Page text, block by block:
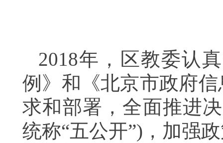
2018年， 区教委认
例》和《北京市政府
求和部署， 全面推进
统称“五公开”) ，加强